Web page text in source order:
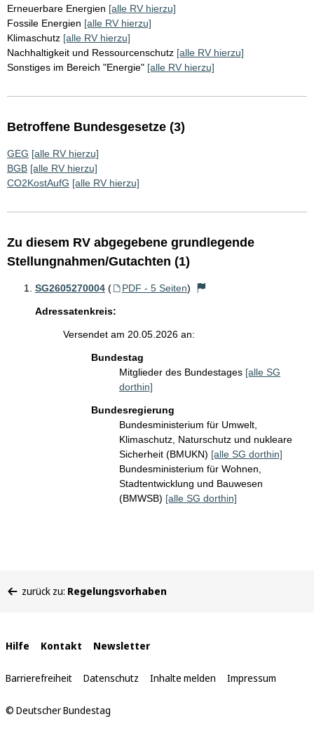
Erneuerbare Energien [alle RV hierzu]
Fossile Energien [alle RV hierzu]
Klimaschutz [alle RV hierzu]
Nachhaltigkeit und Ressourcenschutz [alle RV hierzu]
Sonstiges im Bereich "Energie" [alle RV hierzu]
Betroffene Bundesgesetze (3)
GEG [alle RV hierzu]
BGB [alle RV hierzu]
CO2KostAufG [alle RV hierzu]
Zu diesem RV abgegebene grundlegende
Stellungnahmen/Gutachten (1)
SG2605270004 ( PDF - 5 Seiten)
Adressatenkreis:
Versendet am 20.05.2026 an:
Bundestag
Mitglieder des Bundestages [alle SG
dorthin]
Bundesregierung
Bundesministerium für Umwelt,
Klimaschutz, Naturschutz und nukleare
Sicherheit (BMUKN) [alle SG dorthin]
Bundesministerium für Wohnen,
Stadtentwicklung und Bauwesen
(BMWSB) [alle SG dorthin]
befinden
zurück zu: Regelungsvorhaben
Interne
Links
Hilfe Kontakt Newsletter
Barrierefreiheit Datenschutz Inhalte melden Impressum
© Deutscher Bundestag